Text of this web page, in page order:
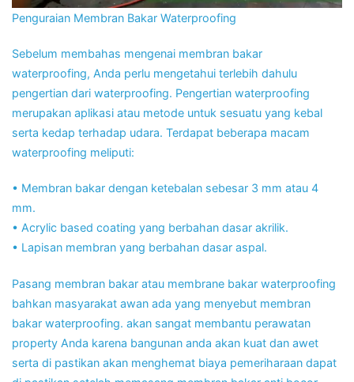
Penguraian Membran Bakar Waterproofing
Sebelum membahas mengenai membran bakar
waterproofing, Anda perlu mengetahui terlebih dahulu
pengertian dari waterproofing. Pengertian waterproofing
merupakan aplikasi atau metode untuk sesuatu yang kebal
serta kedap terhadap udara. Terdapat beberapa macam
waterproofing meliputi:
• Membran bakar dengan ketebalan sebesar 3 mm atau 4
mm.
• Acrylic based coating yang berbahan dasar akrilik.
• Lapisan membran yang berbahan dasar aspal.
Pasang membran bakar atau membrane bakar waterproofing
bahkan masyarakat awan ada yang menyebut membran
bakar waterproofing. akan sangat membantu perawatan
property Anda karena bangunan anda akan kuat dan awet
serta di pastikan akan menghemat biaya pemeriharaan dapat